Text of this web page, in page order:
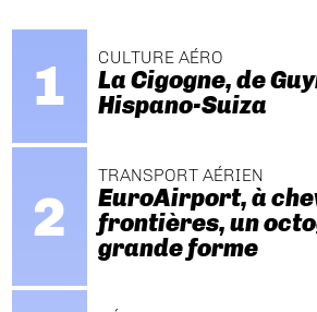
CULTURE AÉRO
La Cigogne, de
Hispano-Suiza
TRANSPORT AÉRIEN
EuroAirport, à
frontières, un
grande forme